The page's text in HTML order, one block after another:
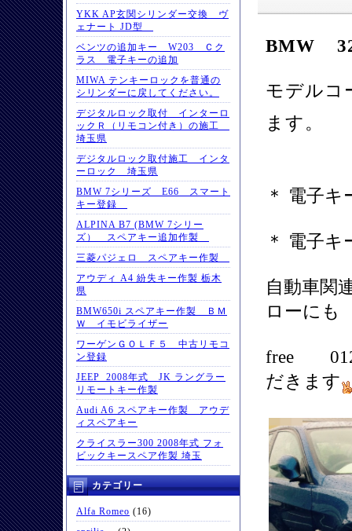
YKK AP玄関シリンダー交換 ヴ
ェナート JD型
ベンツの追加キー W203 Ｃク
ラス 電子キーの追加
MIWA テンキーロックを普通の
シリンダーに戻してください。
デジタルロック取付 インターロ
ックＲ（リモコン付き）の施工
埼玉県
デジタルロック取付施工 インタ
ーロック 埼玉県
BMW 7シリーズ E66 スマート
キー登録
ALPINA B7 (BMW 7シリー
ズ） スペアキー追加作製
三菱パジェロ スペアキー作製
アウディ A4 紛失キー作製 栃木
県
BMW650i スペアキー作製 ＢＭ
Ｗ イモビライザー
ワーゲンＧＯＬＦ５ 中古リモコ
ン登録
JEEP 2008年式 JK ラングラー
リモートキー作製
Audi A6 スペアキー作製 アウデ
ィスペアキー
クライスラー300 2008年式 フォ
ビックキースペア作製 埼玉
カテゴリー
Alfa Romeo (16)
BMW
モデル
ます。
＊ 電子
＊ 電子
自動車関
ローにも
free
だきます